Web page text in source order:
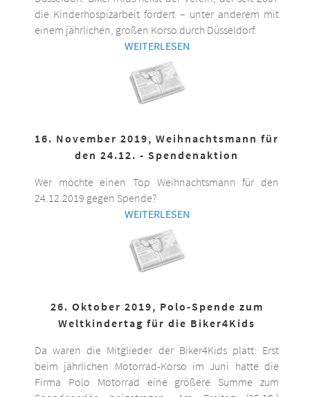
die Kinderhospizarbeit fördert – unter anderem mit
einem jährlichen, großen Korso durch Düsseldorf.
WEITERLESEN
16. November 2019, Weihnachtsmann für
den 24.12. - Spendenaktion
Wer möchte einen Top Weihnachtsmann für den
24.12.2019 gegen Spende?
WEITERLESEN
26. Oktober 2019, Polo-Spende zum
Weltkindertag für die Biker4Kids
Da waren die Mitglieder der Biker4Kids platt: Erst
beim jährlichen Motorrad-Korso im Juni hatte die
Firma Polo Motorrad eine größere Summe zum